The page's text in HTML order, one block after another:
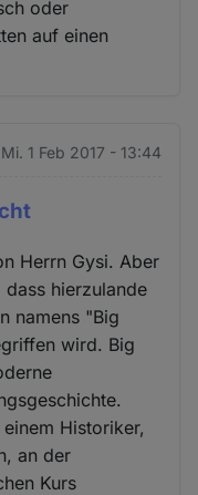
oder
auf einen
Mi. 1 Feb 2017 - 13:44
Herrn Gysi. Aber
hierzulande
namens "Big
wird. Big
Historiker,
an der
Kurs